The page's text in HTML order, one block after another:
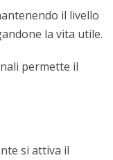
il livello
la vita utile.
permette il
si attiva il